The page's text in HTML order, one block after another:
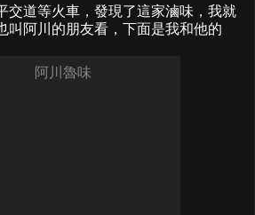
交道等火車，發現了這家滷味，我就
叫阿川的朋友看，下面是我和他的